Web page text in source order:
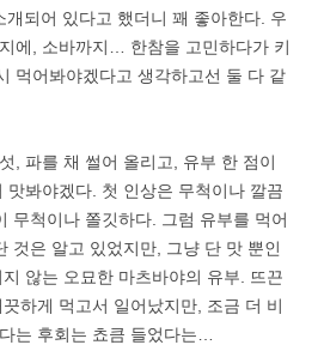
개되어 있다고 했더니 꽤 좋아한다. 우
에, 소바까지… 한참을 고민하다가 키
먹어봐야겠다고 생각하고선 둘 다 같
, 파를 채 썰어 올리고, 유부 한 점이
맛봐야겠다. 첫 인상은 무척이나 깔끔
무척이나 쫄깃하다. 그럼 유부를 먹어
것은 알고 있었지만, 그냥 단 맛 뿐인
않는 오묘한 마츠바야의 유부. 뜨끈
하게 먹고서 일어났지만, 조금 더 비
는 후회는 쵸큼 들었다는…